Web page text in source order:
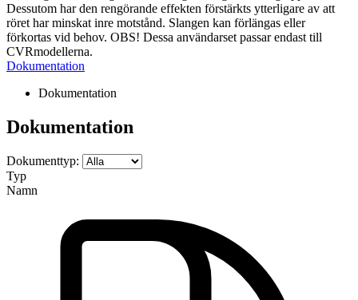
Dessutom har den rengörande effekten förstärkts ytterligare av att
röret har minskat inre motstånd. Slangen kan förlängas eller
förkortas vid behov. OBS! Dessa användarset passar endast till
CVRmodellerna.
Dokumentation
Dokumentation
Dokumentation
Dokumenttyp:
Typ
Namn